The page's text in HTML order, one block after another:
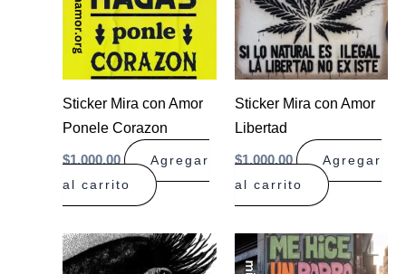
Sticker Mira con Amor
Ponele Corazon
$1.000,00
Agregar
al carrito
Sticker Mira con Amor
Libertad
$1.000,00
Agregar
al carrito